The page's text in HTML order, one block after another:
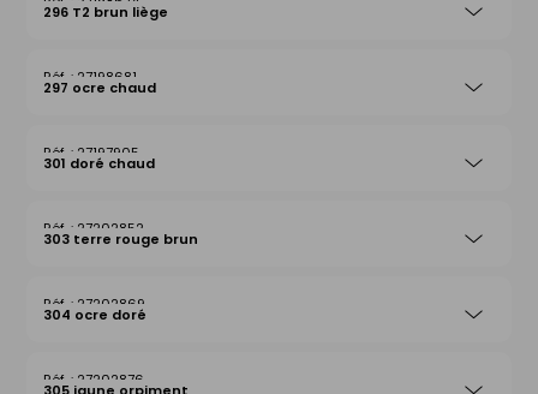
296 T2 brun liège
27198681
297 ocre chaud
27197905
301 doré chaud
27202852
303 terre rouge brun
27202869
304 ocre doré
27202876